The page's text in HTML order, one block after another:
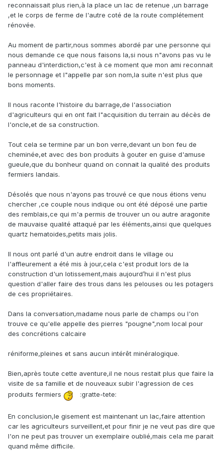
reconnaissait plus rien,à la place un lac de retenue ,un barrage
,et le corps de ferme de l'autre coté de la route complétement
rénovée.
Au moment de partir,nous sommes abordé par une personne qui
nous demande ce que nous faisons la,si nous n"avons pas vu le
panneau d'interdiction,c'est à ce moment que mon ami reconnait
le personnage et l"appelle par son nom,la suite n'est plus que
bons moments.
Il nous raconte l'histoire du barrage,de l'association
d'agriculteurs qui en ont fait l"acquisition du terrain au décès de
l'oncle,et de sa construction.
Tout cela se termine par un bon verre,devant un bon feu de
cheminée,et avec des bon produits à gouter en guise d'amuse
gueule,que du bonheur quand on connait la qualité des produits
fermiers landais.
Désolés que nous n'ayons pas trouvé ce que nous étions venu
chercher ,ce couple nous indique ou ont été déposé une partie
des remblais,ce qui m'a permis de trouver un ou autre aragonite
de mauvaise qualité attaqué par les éléments,ainsi que quelques
quartz hematoides,petits mais jolis.
Il nous ont parlé d'un autre endroit dans le village ou
l'affleurement a été mis à jour,cela c'est produit lors de la
construction d'un lotissement,mais aujourd’hui il n'est plus
question d'aller faire des trous dans les pelouses ou les potagers
de ces propriétaires.
Dans la conversation,madame nous parle de champs ou l'on
trouve ce qu'elle appelle des pierres "pougne",nom local pour
des concrétions calcaire
réniforme,pleines et sans aucun intérêt minéralogique.
Bien,après toute cette aventure,il ne nous restait plus que faire la
visite de sa famille et de nouveaux subir l'agression de ces
produits fermiers
:gratte-tete:
En conclusion,le gisement est maintenant un lac,faire attention
car les agriculteurs surveillent,et pour finir je ne veut pas dire que
l'on ne peut pas trouver un exemplaire oublié,mais cela me parait
quand même difficile.